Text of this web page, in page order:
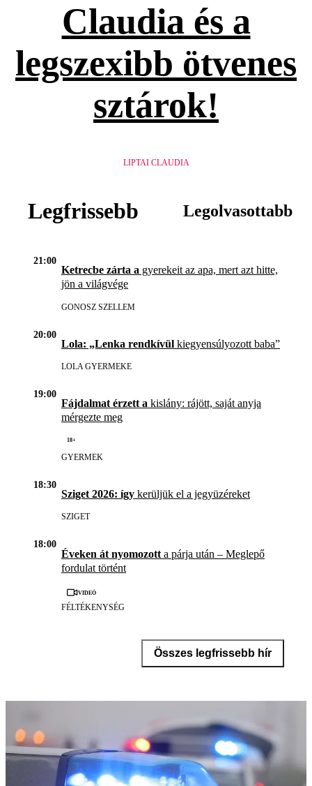
Claudia és a
legszexibb ötvenes
sztárok!
LIPTAI CLAUDIA
Legfrissebb Legolvasottabb
21:00
Ketrecbe zárta a gyerekeit az apa, mert azt hitte,
jön a világvége
GONOSZ SZELLEM
20:00
Lola: „Lenka rendkívül kiegyensúlyozott baba”
LOLA GYERMEKE
19:00
Fájdalmat érzett a kislány: rájött, saját anyja
mérgezte meg
18+
GYERMEK
18:30
Sziget 2026: így kerüljük el a jegyüzéreket
SZIGET
18:00
Éveken át nyomozott a párja után – Meglepő
fordulat történt
Videó
FÉLTÉKENYSÉG
Összes legfrissebb hír